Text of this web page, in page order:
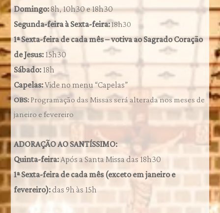
Domingo:8h, 10h30 e 18h30
Segunda-feira à Sexta-feira:18h30
1ª Sexta-feira de cada mês – votiva ao Sagrado Coração
de Jesus: 15h30
Sábado: 18h
Capelas:Vide no menu “Capelas”
OBS: Programação das Missas será alterada nos meses de
janeiro e fevereiro
ADORAÇÃO AO SANTÍSSIMO:
Quinta-feira: Após a Santa Missa das 18h30
1ª Sexta-feira de cada mês (exceto em janeiro e
fevereiro): das 9h às 15h